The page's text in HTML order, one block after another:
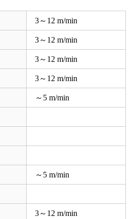
3～12 m/min
3～12 m/min
3～12 m/min
3～12 m/min
～5 m/min
～5 m/min
3～12 m/min